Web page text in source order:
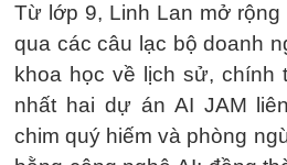
Từ lớp 9, Linh Lan mở
qua các câu lạc bộ doanh
khoa học về lịch sử, chính
nhất hai dự án AI JAM
chim quý hiếm và phòng